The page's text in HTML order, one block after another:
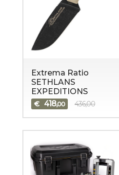
Extrema Ratio
SETHLANS
EXPEDITIONS
€ 418,00 436,00